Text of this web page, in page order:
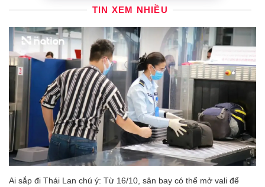
TIN XEM NHIỀU
Ai sắp đi Thái Lan chú ý: Từ 16/10, sân bay có thể mở vali để